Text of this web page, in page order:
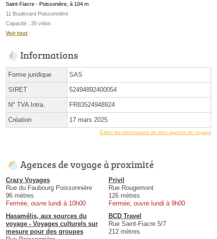
Saint-Fiacre - Poissonière, à 104 m
11 Boulevard Poissonnière
Capacité : 35 vélos
Voir tout
Informations
Forme juridique SAS
SIRET 52494892400054
N° TVA Intra. FR83524948924
Création 17 mars 2025
Éditer les informations de mon agence de voyage
Agences de voyage à proximité
Crazy Voyages
Rue du Faubourg Poissonnière
96 mètres
Fermée, ouvre lundi à 10h00
Privil
Rue Rougemont
126 mètres
Fermée, ouvre lundi à 9h00
Hasamélis, aux sources du
voyage - Voyages culturels sur
mesure pour des groupes
BCD Travel
Rue Saint-Fiacre 5/7
212 mètres